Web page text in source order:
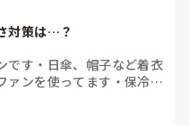
対策は…？
です ・ 日傘、帽子など着衣
ァンを使ってます ・ 保冷剤
えて下さい）